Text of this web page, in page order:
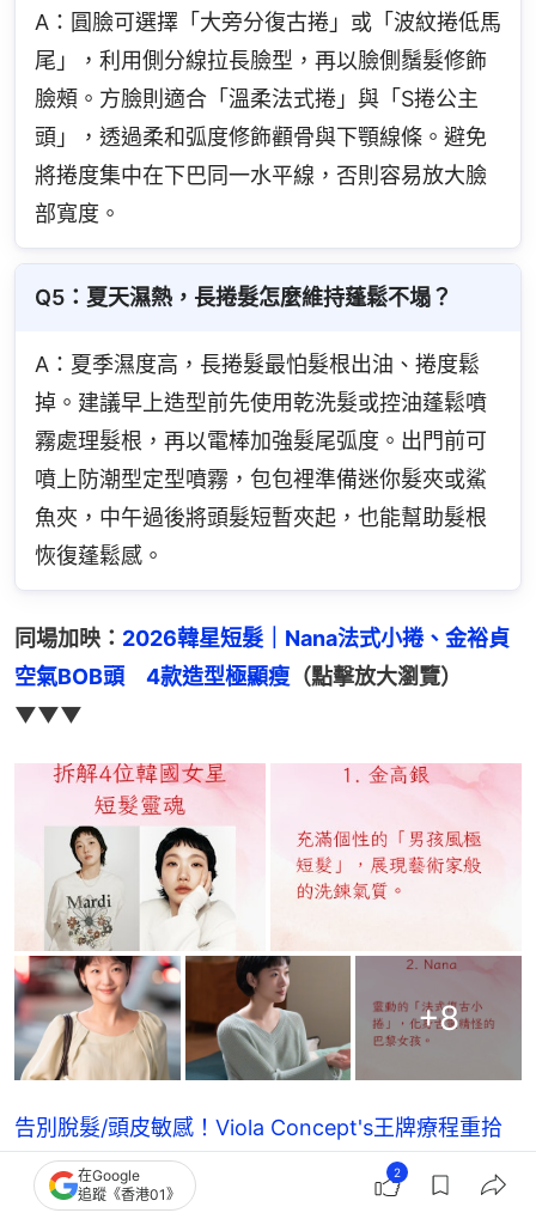
A：圓臉可選擇「大旁分復古捲」或「波紋捲低馬
尾」，利用側分線拉長臉型，再以臉側鬚髮修飾
臉頰。方臉則適合「溫柔法式捲」與「S捲公主
頭」，透過柔和弧度修飾顴骨與下顎線條。避免
將捲度集中在下巴同一水平線，否則容易放大臉
部寬度。
Q5：夏天濕熱，長捲髮怎麼維持蓬鬆不塌？
A：夏季濕度高，長捲髮最怕髮根出油、捲度鬆
掉。建議早上造型前先使用乾洗髮或控油蓬鬆噴
霧處理髮根，再以電棒加強髮尾弧度。出門前可
噴上防潮型定型噴霧，包包裡準備迷你髮夾或鯊
魚夾，中午過後將頭髮短暫夾起，也能幫助髮根
恢復蓬鬆感。
同場加映： 2026韓星短髮｜Nana法式小捲、金裕貞
空氣BOB頭　4款造型極顯瘦 （點擊放大瀏覽）
▼▼▼
+8
告別脫髮/頭皮敏感！Viola Concept's王牌療程重拾
健康濃密秀髮
在Google
追蹤《香港01》
2